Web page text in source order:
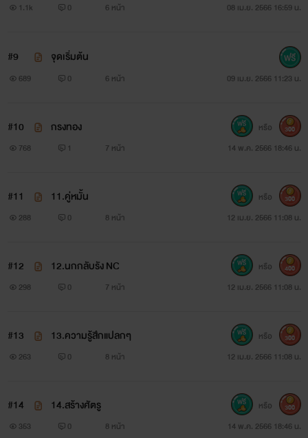
1.1k 0 6 หน้า 08 เม.ย. 2566 16:59 น.
#9 จุดเริ่มต้น
689 0 6 หน้า 09 เม.ย. 2566 11:23 น.
#10 กรงทอง
768 1 7 หน้า 14 พ.ค. 2566 18:46 น.
หรือ 300
#11 11.คู่หมั้น
288 0 8 หน้า 12 เม.ย. 2566 11:08 น.
หรือ 300
#12 12.นกกลับรัง NC
298 0 7 หน้า 12 เม.ย. 2566 11:08 น.
หรือ 400
#13 13.ความรู้สึกแปลกๆ
263 0 8 หน้า 12 เม.ย. 2566 11:08 น.
หรือ 300
#14 14.สร้างศัตรู
353 0 8 หน้า 14 พ.ค. 2566 18:46 น.
หรือ 300